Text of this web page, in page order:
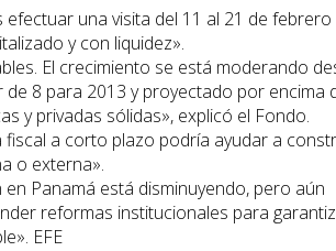
una visita del 11 al 21 de febrero
y con liquidez».
El crecimiento se está moderando
8 para 2013 y proyectado por encima
y privadas sólidas», explicó el Fondo.
a corto plazo podría ayudar a
o externa».
Panamá está disminuyendo, pero aún
reformas institucionales para
EFE